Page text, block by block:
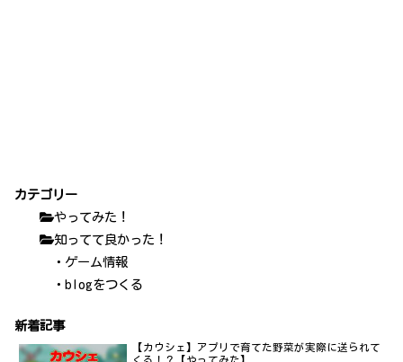
カテゴリー
やってみた！
知ってて良かった！
・ゲーム情報
・blogをつくる
新着記事
【カウシェ】アプリで育てた野菜が実際に送られて
くる！？【やってみた】